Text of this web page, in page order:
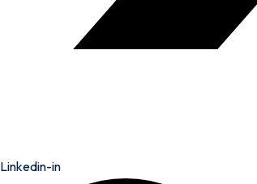
Linkedin-in